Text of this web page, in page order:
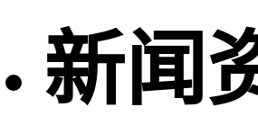
新闻